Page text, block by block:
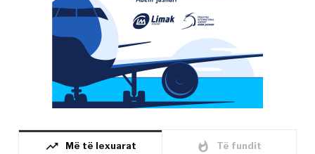
trending_up Më të lexuarat whatshot Të fundit